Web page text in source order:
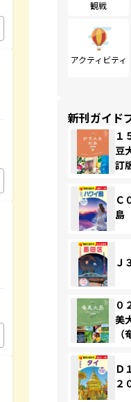
観戦
アクティビティ
新刊ガイド
１
豆
訂
Ｃ
島
Ｊ
０
美
Ｄ
２